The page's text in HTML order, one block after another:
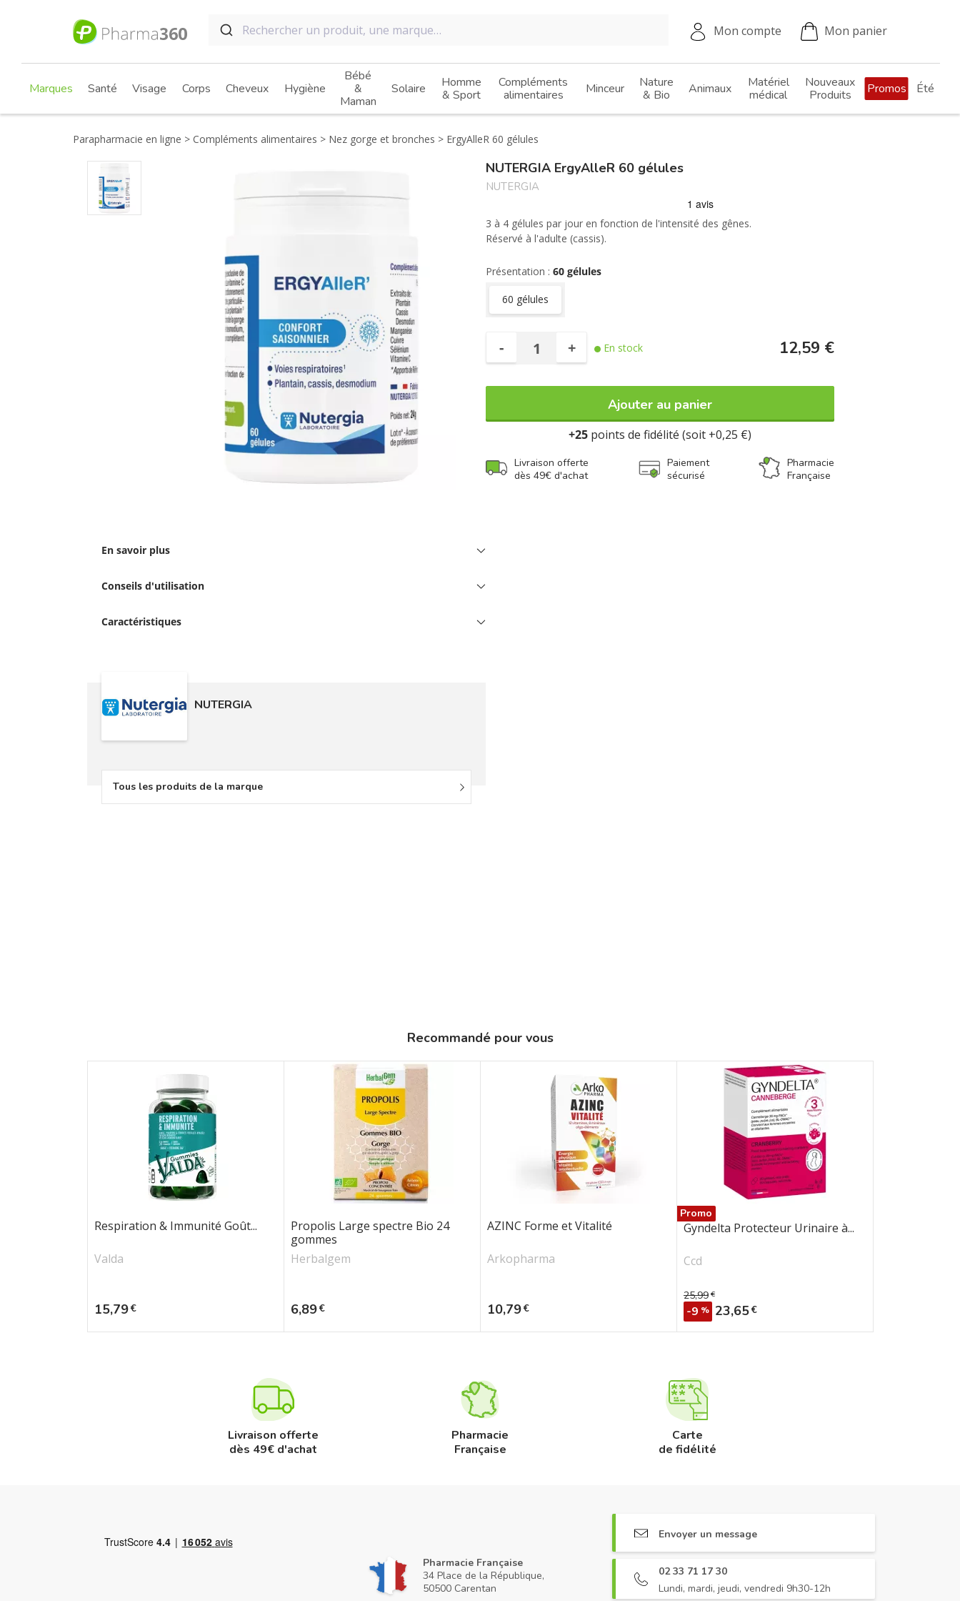
Mon compte Mon panier
Marques Santé Visage Corps Cheveux Hygiène
Bébé
&
Maman
Solaire
Homme
& Sport
Compléments
alimentaires
Minceur
Nature
& Bio
Animaux
Matériel
médical
Nouveaux
Produits
Promos Été
Parapharmacie en ligne Compléments alimentaires Nez gorge et bronches ErgyAlleR 60 gélules
NUTERGIA ErgyAlleR 60 gélules
NUTERGIA
3 à 4 gélules par jour en fonction de l'intensité des gênes.
Réservé à l'adulte (cassis).
Présentation : 60 gélules
60 gélules
En stock
- + 12,59 €
Ajouter au panier
+25 points de fidélité (soit +0,25 €)
Livraison offerte
dès 49€ d'achat
Paiement
sécurisé
Pharmacie
Française
En savoir plus
Conseils d'utilisation
Caractéristiques
NUTERGIA
Tous les produits de la marque
Recommandé pour vous
Respiration & Immunité Goût...
Valda
Prix
15,79€
Propolis Large spectre Bio 24
gommes
Herbalgem
Prix
6,89€
AZINC Forme et Vitalité
Arkopharma
Prix
10,79€
Promo
Gyndelta Protecteur Urinaire à...
Ccd
Prix de base
25,99 €
-9 % Prix
23,65€
Livraison offerte
dès 49€ d'achat
Pharmacie
Française
Carte
de fidélité
Pharmacie Française
34 Place de la République,
50500 Carentan
Envoyer un message
02 33 71 17 30
Lundi, mardi, jeudi, vendredi 9h30-12h